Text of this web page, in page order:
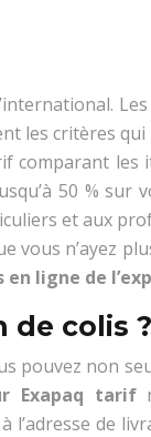
les critères
les
50 % sur
et aux
n’ayez
ligne de
de colis ?
pouvez non
Exapaq tarif
l’adresse de